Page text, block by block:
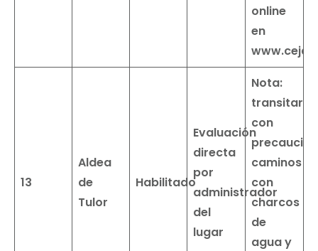
online
en
13
Aldea
de
Tulor
Habilitado
Evaluación
directa
por
administrador
del
lugar
Nota:
transitar
con
caminos
con
charcos
de
agua y